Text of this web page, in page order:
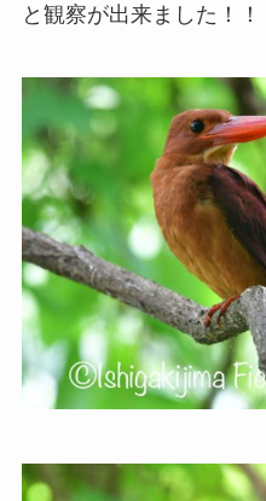
と観察が出来ました！！